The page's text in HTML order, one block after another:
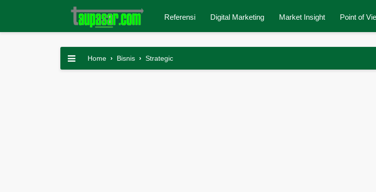
Referensi Digital Marketing Market Insight Point of
Home › Bisnis › Strategic